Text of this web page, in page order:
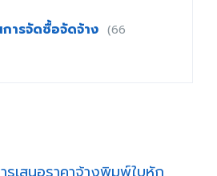
ารจัดซื้อจัดจ้าง (66